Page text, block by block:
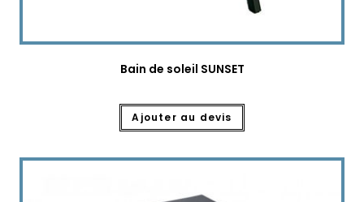
Bain de soleil SUNSET
Ajouter au devis